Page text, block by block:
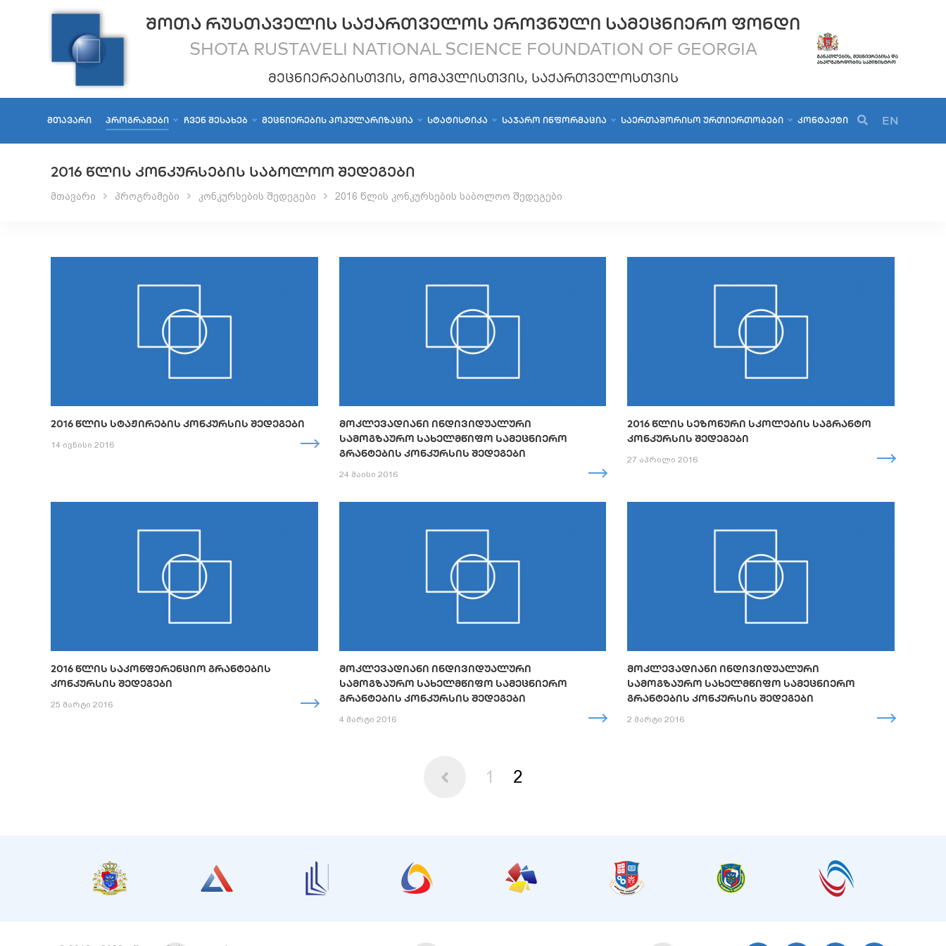
ᲨᲝᲗᲐ ᲠᲣᲡᲗᲐᲕᲔᲚᲘᲡ ᲡᲐᲥᲐᲠᲗᲕᲔᲚᲝᲡ ᲔᲠᲝᲕᲜᲣᲚᲘ ᲡᲐᲛᲔᲪᲜᲘᲔᲠᲝ ᲤᲝᲜᲓᲘ
SHOTA RUSTAVELI NATIONAL SCIENCE FOUNDATION OF GEORGIA
ᲛᲔᲪᲜᲘᲔᲠᲔᲑᲘᲡᲗᲕᲘᲡ, ᲛᲝᲛᲐᲕᲚᲘᲡᲗᲕᲘᲡ, ᲡᲐᲥᲐᲠᲗᲕᲔᲚᲝᲡᲗᲕᲘᲡ
ᲛᲗᲐᲕᲐᲠᲘ ᲞᲠᲝᲒᲠᲐᲛᲔᲑᲘ ᲩᲕᲔᲜ ᲨᲔᲡᲐᲮᲔᲑ ᲛᲔᲪᲜᲘᲔᲠᲔᲑᲘᲡ ᲞᲝᲞᲣᲚᲐᲠᲘᲖᲐᲪᲘᲐ ᲡᲢᲐᲢᲘᲡᲢᲘᲙᲐ ᲡᲐᲯᲐᲠᲝ ᲘᲜᲤᲝᲠᲛᲐᲪᲘᲐ ᲡᲐᲔᲠᲗᲐᲨᲝᲠᲘᲡᲝ ᲣᲠᲗᲘᲔᲠᲗᲝᲑᲔᲑᲘ ᲙᲝᲜᲢᲐᲥᲢᲘ EN
2016 ᲬᲚᲘᲡ ᲙᲝᲜᲙᲣᲠᲡᲔᲑᲘᲡ ᲡᲐᲑᲝᲚᲝᲝ ᲨᲔᲓᲔᲒᲔᲑᲘ
მთავარი პროგრამები კონკურსების შედეგები 2016 წლის კონკურსების საბოლოო შედეგები
2016 ᲬᲚᲘᲡ ᲡᲢᲐᲟᲘᲠᲔᲑᲘᲡ ᲙᲝᲜᲙᲣᲠᲡᲘᲡ ᲨᲔᲓᲔᲒᲔᲑᲘ
14 ივნისი 2016
ᲛᲝᲙᲚᲔᲕᲐᲓᲘᲐᲜᲘ ᲘᲜᲓᲘᲕᲘᲓᲣᲐᲚᲣᲠᲘ
ᲡᲐᲛᲝᲒᲖᲐᲣᲠᲝ ᲡᲐᲮᲔᲚᲛᲬᲘᲤᲝ ᲡᲐᲛᲔᲪᲜᲘᲔᲠᲝ
ᲒᲠᲐᲜᲢᲔᲑᲘᲡ ᲙᲝᲜᲙᲣᲠᲡᲘᲡ ᲨᲔᲓᲔᲒᲔᲑᲘ
24 მაისი 2016
2016 ᲬᲚᲘᲡ ᲡᲔᲖᲝᲜᲣᲠᲘ ᲡᲙᲝᲚᲔᲑᲘᲡ ᲡᲐᲒᲠᲐᲜᲢᲝ
ᲙᲝᲜᲙᲣᲠᲡᲘᲡ ᲨᲔᲓᲔᲒᲔᲑᲘ
27 აპრილი 2016
2016 ᲬᲚᲘᲡ ᲡᲐᲙᲝᲜᲤᲔᲠᲔᲜᲪᲘᲝ ᲒᲠᲐᲜᲢᲔᲑᲘᲡ
ᲙᲝᲜᲙᲣᲠᲡᲘᲡ ᲨᲔᲓᲔᲒᲔᲑᲘ
25 მარტი 2016
ᲛᲝᲙᲚᲔᲕᲐᲓᲘᲐᲜᲘ ᲘᲜᲓᲘᲕᲘᲓᲣᲐᲚᲣᲠᲘ
ᲡᲐᲛᲝᲒᲖᲐᲣᲠᲝ ᲡᲐᲮᲔᲚᲛᲬᲘᲤᲝ ᲡᲐᲛᲔᲪᲜᲘᲔᲠᲝ
ᲒᲠᲐᲜᲢᲔᲑᲘᲡ ᲙᲝᲜᲙᲣᲠᲡᲘᲡ ᲨᲔᲓᲔᲒᲔᲑᲘ
4 მარტი 2016
ᲛᲝᲙᲚᲔᲕᲐᲓᲘᲐᲜᲘ ᲘᲜᲓᲘᲕᲘᲓᲣᲐᲚᲣᲠᲘ
ᲡᲐᲛᲝᲒᲖᲐᲣᲠᲝ ᲡᲐᲮᲔᲚᲛᲬᲘᲤᲝ ᲡᲐᲛᲔᲪᲜᲘᲔᲠᲝ
ᲒᲠᲐᲜᲢᲔᲑᲘᲡ ᲙᲝᲜᲙᲣᲠᲡᲘᲡ ᲨᲔᲓᲔᲒᲔᲑᲘ
2 მარტი 2016
1 2